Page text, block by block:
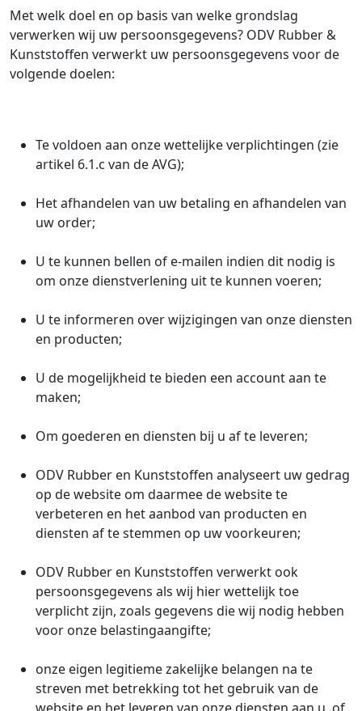
Met welk doel en op basis van welke grondslag
verwerken wij uw persoonsgegevens? ODV Rubber &
Kunststoffen verwerkt uw persoonsgegevens voor de
volgende doelen:
Te voldoen aan onze wettelijke verplichtingen (zie
artikel 6.1.c van de AVG);
Het afhandelen van uw betaling en afhandelen van
uw order;
U te kunnen bellen of e-mailen indien dit nodig is
om onze dienstverlening uit te kunnen voeren;
U te informeren over wijzigingen van onze diensten
en producten;
U de mogelijkheid te bieden een account aan te
maken;
Om goederen en diensten bij u af te leveren;
ODV Rubber en Kunststoffen analyseert uw gedrag
op de website om daarmee de website te
verbeteren en het aanbod van producten en
diensten af te stemmen op uw voorkeuren;
ODV Rubber en Kunststoffen verwerkt ook
persoonsgegevens als wij hier wettelijk toe
verplicht zijn, zoals gegevens die wij nodig hebben
voor onze belastingaangifte;
onze eigen legitieme zakelijke belangen na te
streven met betrekking tot het gebruik van de